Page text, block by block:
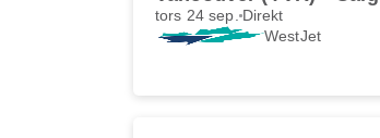
tors 24 sep. Direkt
WestJet